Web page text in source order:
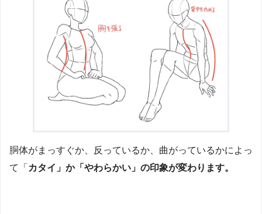
胴体がまっすぐか、反っているか、曲がっているかによっ
て「 カタイ」か「やわらかい」の印象が変わります。